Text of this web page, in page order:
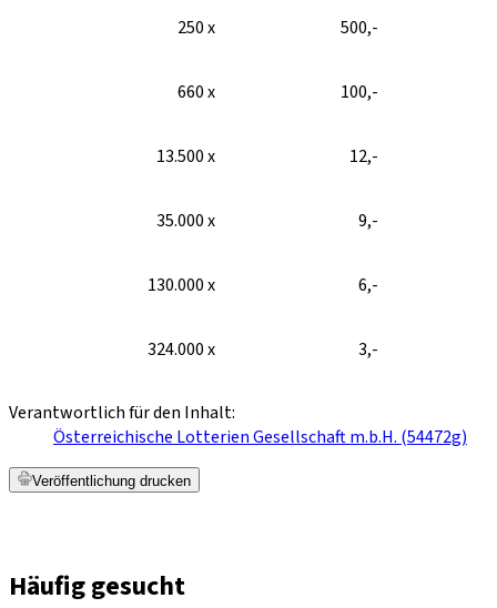
250 x 500,-
660 x 100,-
13.500 x 12,-
35.000 x 9,-
130.000 x 6,-
324.000 x 3,-
Verantwortlich für den Inhalt:
Österreichische Lotterien Gesellschaft m.b.H. (54472g)
Veröffentlichung drucken
Häufig gesucht